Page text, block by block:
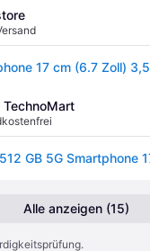
TechnoMart
Alle anzeigen (15)